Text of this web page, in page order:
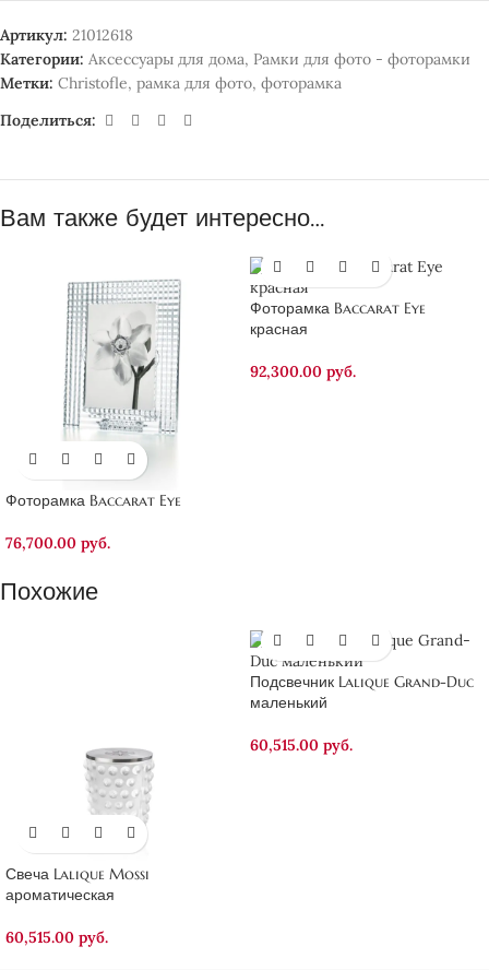
Артикул: 21012618
Категории: Аксессуары для дома, Рамки для фото - фоторамки
Метки: Christofle, рамка для фото, фоторамка
Поделиться:
Вам также будет интересно…
Фоторамка Baccarat Eye
76,700.00 руб.
Фоторамка Baccarat Eye
красная
92,300.00 руб.
Похожие
Свеча Lalique Mossi
ароматическая
60,515.00 руб.
Подсвечник Lalique Grand-Duc
маленький
60,515.00 руб.